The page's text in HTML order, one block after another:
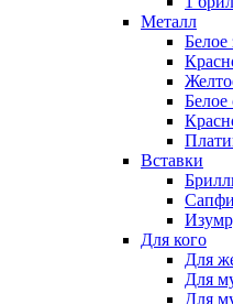
Металл
Белое
Белое
Вставки
Для кого
Для
Для
Для